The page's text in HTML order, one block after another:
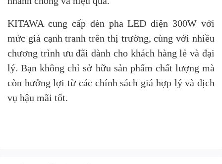
KITAWA cung cấp đèn pha LED điện 300W với
mức giá cạnh tranh trên thị trường, cùng với nhiều
chương trình ưu đãi dành cho khách hàng lẻ và đại
lý. Bạn không chỉ sở hữu sản phẩm chất lượng mà
còn hưởng lợi từ các chính sách giá hợp lý và dịch
vụ hậu mãi tốt.